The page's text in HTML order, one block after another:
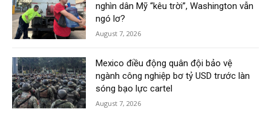
nghìn dân Mỹ “kêu trời”, Washington vẫn
ngó lơ?
August 7, 2026
Mexico điều động quân đội bảo vệ
ngành công nghiệp bơ tỷ USD trước làn
sóng bạo lực cartel
August 7, 2026